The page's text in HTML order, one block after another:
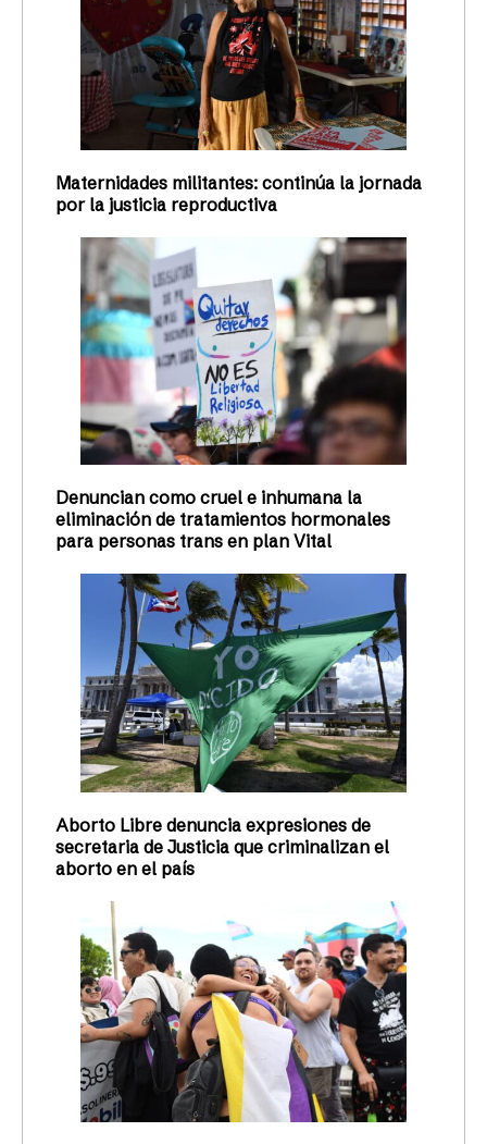
Maternidades militantes: continúa la jornada
por la justicia reproductiva
Denuncian como cruel e inhumana la
eliminación de tratamientos hormonales
para personas trans en plan Vital
Aborto Libre denuncia expresiones de
secretaria de Justicia que criminalizan el
aborto en el país